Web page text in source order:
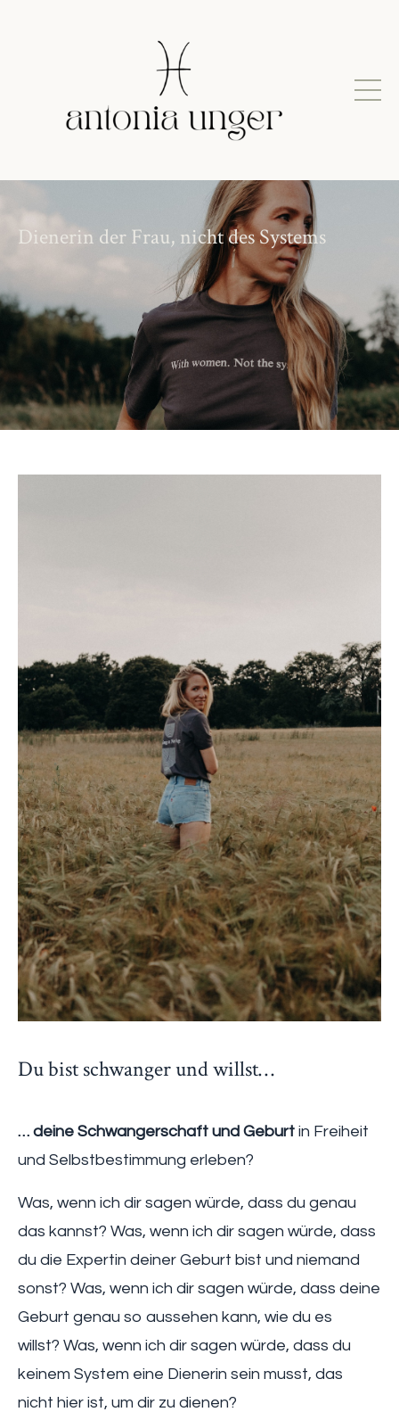
Dienerin der Frau, nicht des Systems
Du bist schwanger und willst…
… deine Schwangerschaft und Geburt in Freiheit
und Selbstbestimmung erleben?
Was, wenn ich dir sagen würde, dass du genau
das kannst? Was, wenn ich dir sagen würde, dass
du die Expertin deiner Geburt bist und niemand
sonst? Was, wenn ich dir sagen würde, dass deine
Geburt genau so aussehen kann, wie du es
willst? Was, wenn ich dir sagen würde, dass du
keinem System eine Dienerin sein musst, das
nicht hier ist, um dir zu dienen?